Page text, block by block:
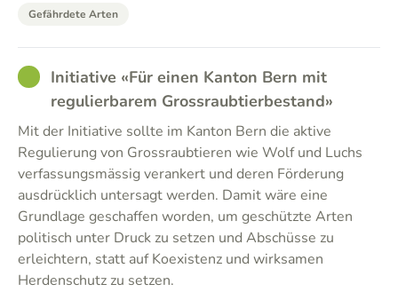
Gefährdete Arten
GOODInitiative «Für einen Kanton Bern mit
regulierbarem Grossraubtierbestand»
Mit der Initiative sollte im Kanton Bern die aktive
Regulierung von Grossraubtieren wie Wolf und Luchs
verfassungsmässig verankert und deren Förderung
ausdrücklich untersagt werden. Damit wäre eine
Grundlage geschaffen worden, um geschützte Arten
politisch unter Druck zu setzen und Abschüsse zu
erleichtern, statt auf Koexistenz und wirksamen
Herdenschutz zu setzen.